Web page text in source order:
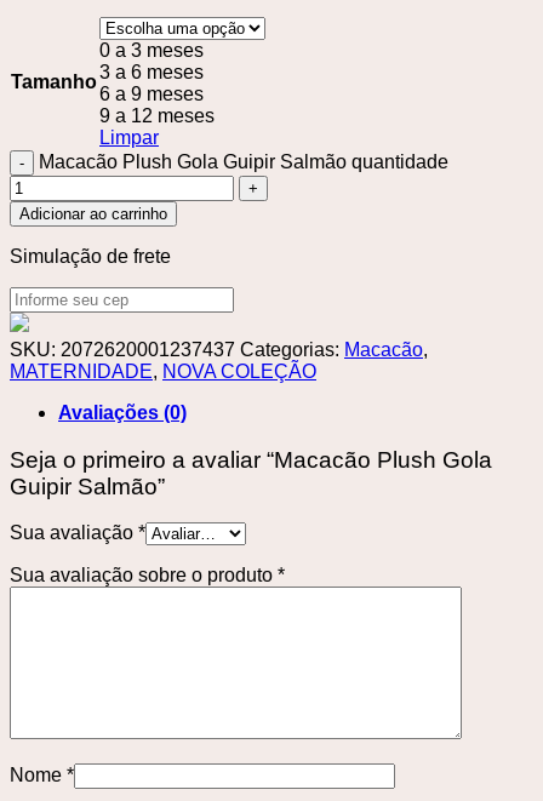
Tamanho
0 a 3 meses
3 a 6 meses
6 a 9 meses
9 a 12 meses
Limpar
Macacão Plush Gola Guipir Salmão quantidade
Adicionar ao carrinho
Simulação de frete
SKU: 2072620001237437 Categorias: Macacão,
MATERNIDADE, NOVA COLEÇÃO
Avaliações (0)
Seja o primeiro a avaliar “Macacão Plush Gola
Guipir Salmão”
Sua avaliação *
Sua avaliação sobre o produto *
Nome *